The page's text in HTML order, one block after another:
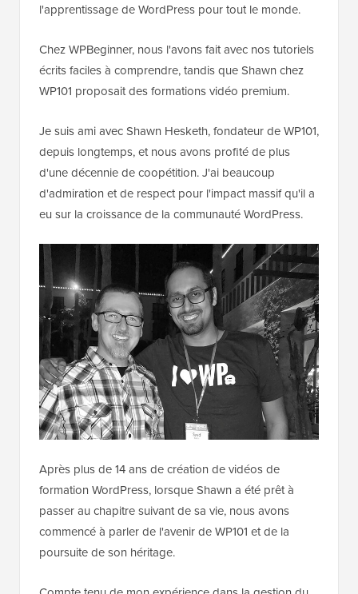
l'apprentissage de WordPress pour tout le monde.
Chez WPBeginner, nous l'avons fait avec nos tutoriels
écrits faciles à comprendre, tandis que Shawn chez
WP101 proposait des formations vidéo premium.
Je suis ami avec Shawn Hesketh, fondateur de WP101,
depuis longtemps, et nous avons profité de plus
d'une décennie de coopétition. J'ai beaucoup
d'admiration et de respect pour l'impact massif qu'il a
eu sur la croissance de la communauté WordPress.
Après plus de 14 ans de création de vidéos de
formation WordPress, lorsque Shawn a été prêt à
passer au chapitre suivant de sa vie, nous avons
commencé à parler de l'avenir de WP101 et de la
poursuite de son héritage.